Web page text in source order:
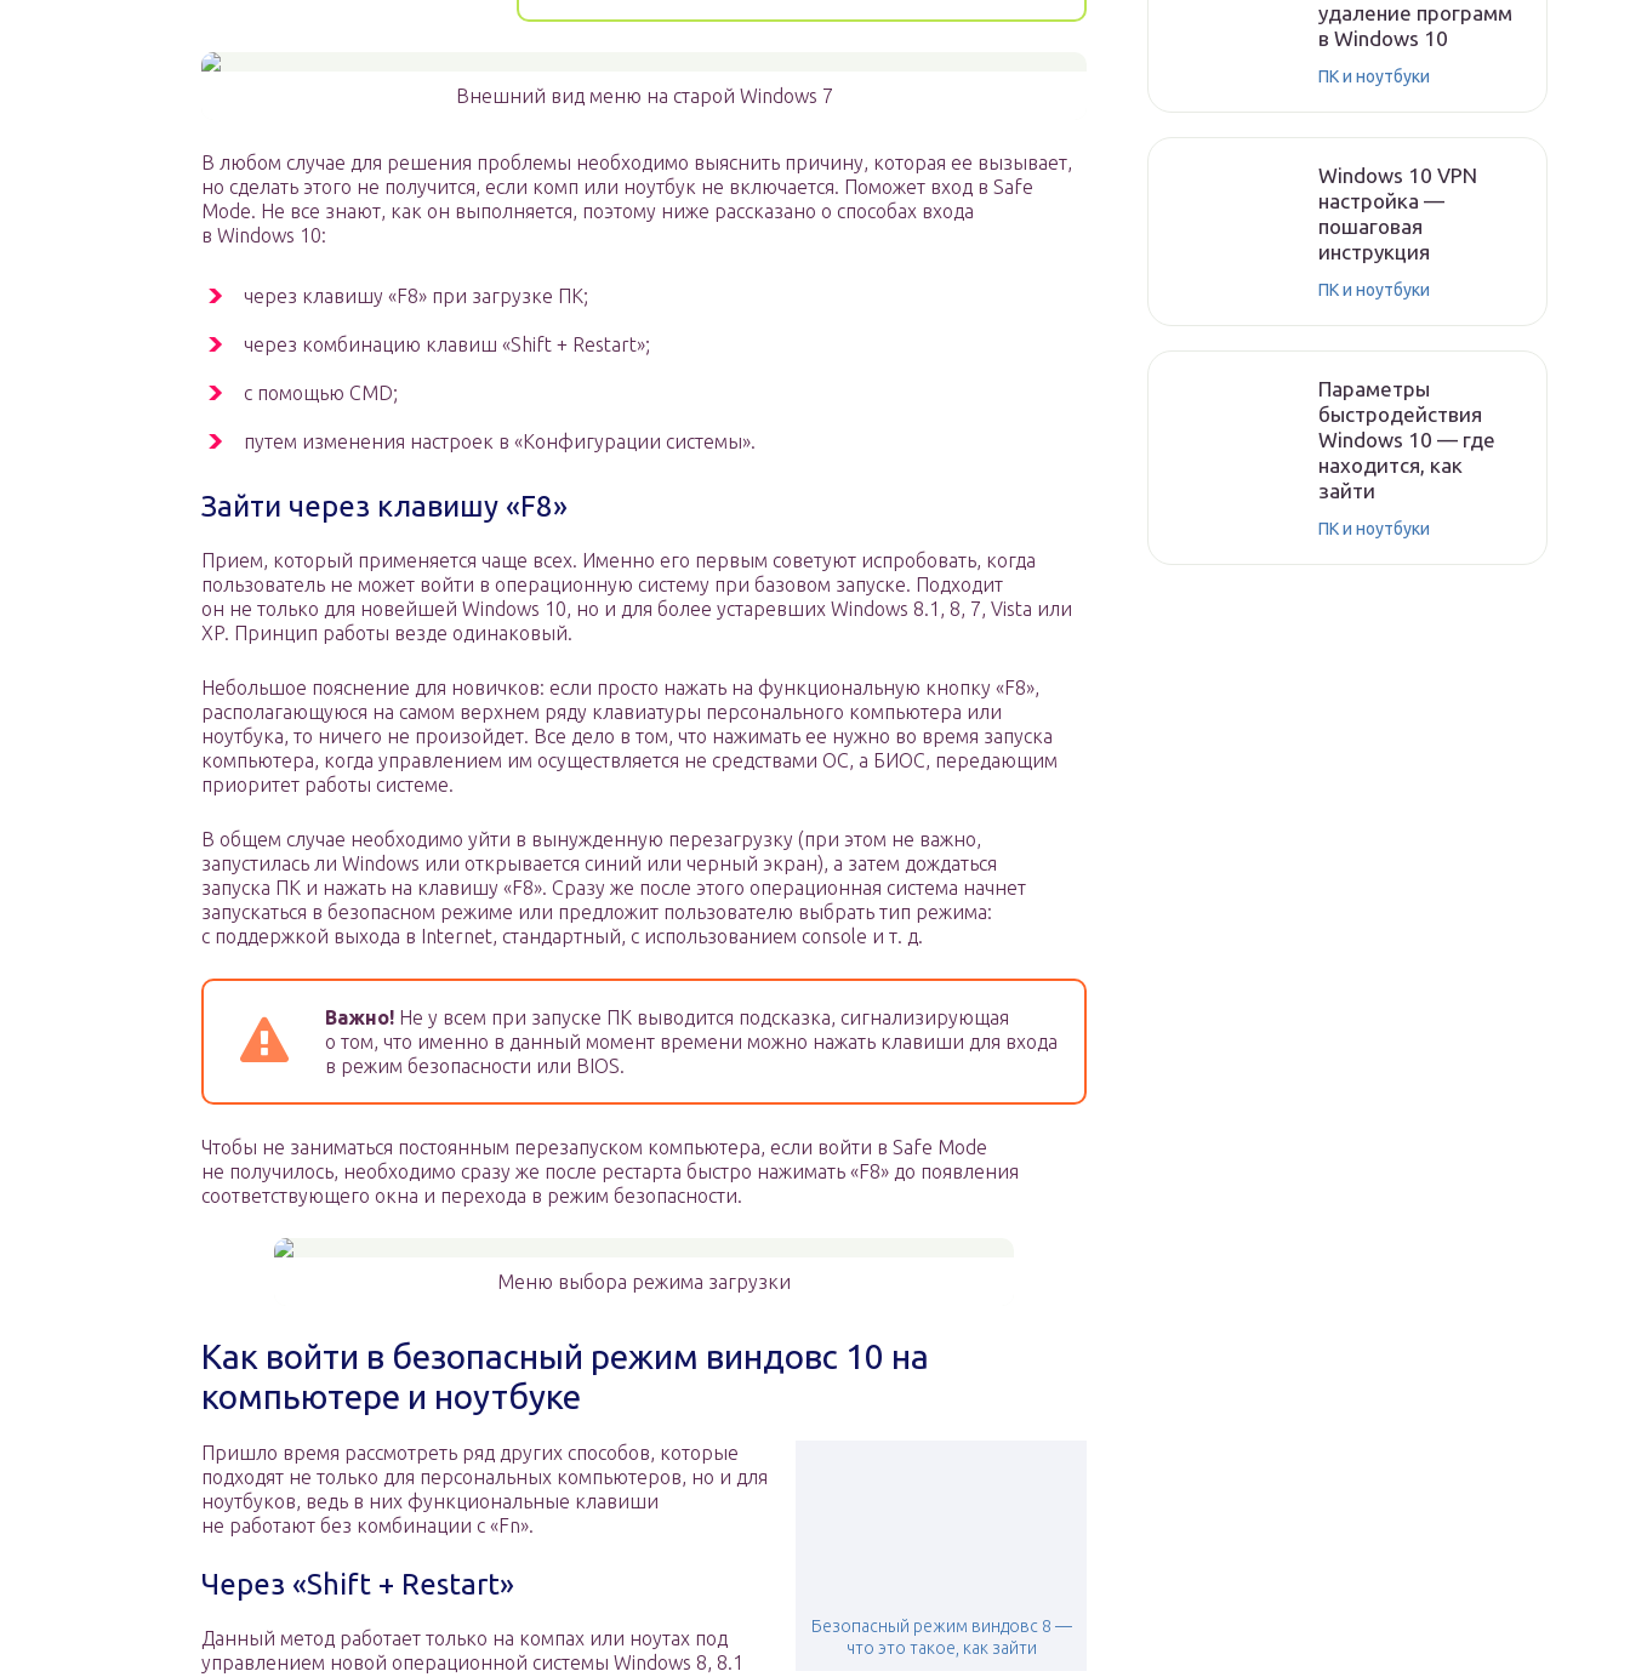
Внешний вид меню на старой Windows 7
В любом случае для решения проблемы необходимо выяснить причину, которая ее вызывает,
но сделать этого не получится, если комп или ноутбук не включается. Поможет вход в Safe
Mode. Не все знают, как он выполняется, поэтому ниже рассказано о способах входа
в Windows 10:
через клавишу «F8» при загрузке ПК;
через комбинацию клавиш «Shift + Restart»;
с помощью CMD;
путем изменения настроек в «Конфигурации системы».
Зайти через клавишу «F8»
Прием, который применяется чаще всех. Именно его первым советуют испробовать, когда
пользователь не может войти в операционную систему при базовом запуске. Подходит
он не только для новейшей Windows 10, но и для более устаревших Windows 8.1, 8, 7, Vista или
XP. Принцип работы везде одинаковый.
Небольшое пояснение для новичков: если просто нажать на функциональную кнопку «F8»,
располагающуюся на самом верхнем ряду клавиатуры персонального компьютера или
ноутбука, то ничего не произойдет. Все дело в том, что нажимать ее нужно во время запуска
компьютера, когда управлением им осуществляется не средствами ОС, а БИОС, передающим
приоритет работы системе.
В общем случае необходимо уйти в вынужденную перезагрузку (при этом не важно,
запустилась ли Windows или открывается синий или черный экран), а затем дождаться
запуска ПК и нажать на клавишу «F8». Сразу же после этого операционная система начнет
запускаться в безопасном режиме или предложит пользователю выбрать тип режима:
с поддержкой выхода в Internet, стандартный, с использованием console и т. д.
Важно! Не у всем при запуске ПК выводится подсказка, сигнализирующая
о том, что именно в данный момент времени можно нажать клавиши для входа
в режим безопасности или BIOS.
Чтобы не заниматься постоянным перезапуском компьютера, если войти в Safe Mode
не получилось, необходимо сразу же после рестарта быстро нажимать «F8» до появления
соответствующего окна и перехода в режим безопасности.
Меню выбора режима загрузки
Как войти в безопасный режим виндовс 10 на
компьютере и ноутбуке
Безопасный режим виндовс 8 —
что это такое, как зайти
Пришло время рассмотреть ряд других способов, которые
подходят не только для персональных компьютеров, но и для
ноутбуков, ведь в них функциональные клавиши
не работают без комбинации с «Fn».
Через «Shift + Restart»
Данный метод работает только на компах или ноутах под
управлением новой операционной системы Windows 8, 8.1
удаление программ
в Windows 10
ПК и ноутбуки
Windows 10 VPN
настройка —
пошаговая
инструкция
ПК и ноутбуки
Параметры
быстродействия
Windows 10 — где
находится, как
зайти
ПК и ноутбуки